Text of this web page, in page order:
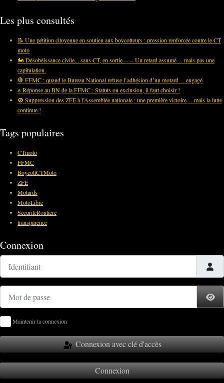
Les plus consultés
📝 Une pétition citoyenne en soutien aux boycotteurs : pression renforcée contre le CT
moto
🏍️ Désobéissance civile... sans CT, en sortie -- -- Un retard assumé… mais pas une
capitulation.
🛑 FFMC : quand le Bureau National refuse l’adhésion d’un motard… engagé
✊ Réponse au BN de la FFMC : Statuts ou exclusion, il faut choisir !
🚫 Suppression des ZFE à l’Assemblée nationale : une première victoire… mais la lutte
continue !
Tags populaires
CTmoto
FFMC
BoycottCTMoto
ZFE
Motards
MotoLibre
SecuriteRoutiere
transparence
Connexion
Identifiant
Mot de passe
Maintenir la connexion
Connexion avec clé d'accès
Connexion